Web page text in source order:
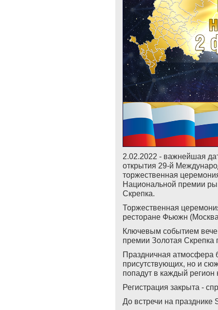
2.02.2022 - важнейшая
открытия 29-й
торжественная
Национальной премии
Скрепка.
Торжественная
ресторане Фьюжн
Ключевым событием
премии Золотая Скрепка
Праздничная атмосфера
присутствующих, но и
попадут в каждый
Регистрация закрыта -
До встречи на празднике